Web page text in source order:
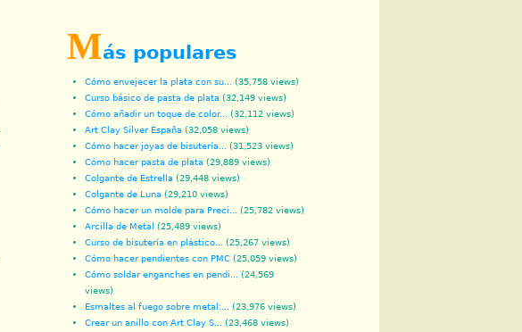
Más populares
Cómo envejecer la plata con su...
(35,758 views)
Curso básico de pasta de plata (32,149 views)
Cómo añadir un toque de color...
(32,112 views)
Art Clay Silver España (32,058 views)
Cómo hacer joyas de bisutería...
(31,523 views)
Cómo hacer pasta de plata (29,889 views)
Colgante de Estrella (29,448 views)
Colgante de Luna (29,210 views)
Cómo hacer un molde para Preci...
(25,782 views)
Arcilla de Metal (25,489 views)
Curso de bisutería en plástico...
(25,267 views)
Cómo hacer pendientes con PMC (25,059 views)
Cómo soldar enganches en pendi...
(24,569
views)
Esmaltes al fuego sobre metal:...
(23,976 views)
Crear un anillo con Art Clay S...
(23,468 views)